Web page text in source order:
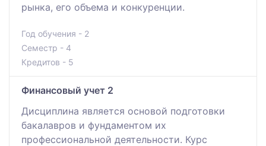
рынка, его объема и конкуренции.
Год обучения - 2
Семестр - 4
Кредитов - 5
Финансовый учет 2
Дисциплина является основой подготовки
бакалавров и фундаментом их
профессиональной деятельности. Курс